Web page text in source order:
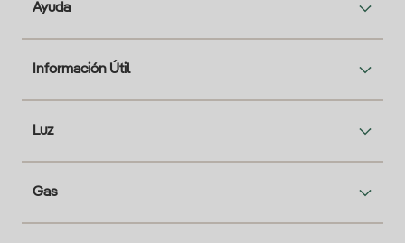
Ayuda
Información Útil
Luz
Gas